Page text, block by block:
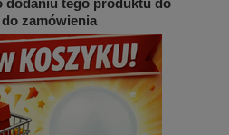
dodaniu tego produktu do
zamówienia